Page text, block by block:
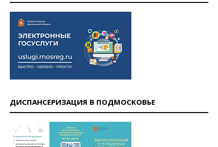
ДИСПАНСЕРИЗАЦИЯ В ПОДМОСКОВЬЕ